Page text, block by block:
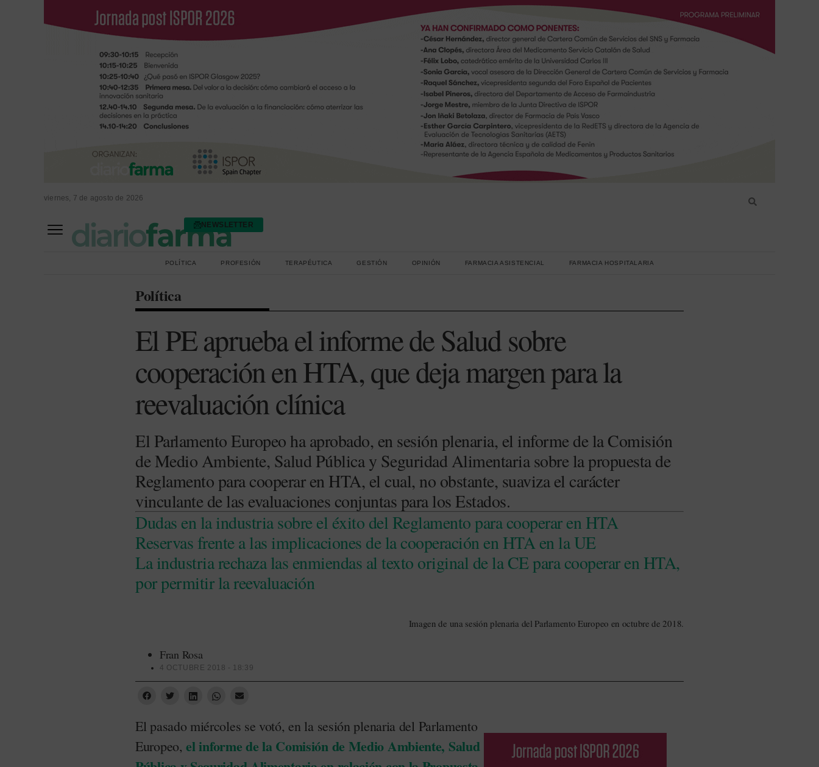
viernes, 7 de agosto de 2026
NEWSLETTER
POLÍTICA PROFESIÓN TERAPÉUTICA GESTIÓN OPINIÓN FARMACIA ASISTENCIAL FARMACIA HOSPITALARIA
Política
El PE aprueba el informe de Salud sobre
cooperación en HTA, que deja margen para la
reevaluación clínica
El Parlamento Europeo ha aprobado, en sesión plenaria, el informe de la Comisión
de Medio Ambiente, Salud Pública y Seguridad Alimentaria sobre la propuesta de
Reglamento para cooperar en HTA, el cual, no obstante, suaviza el carácter
vinculante de las evaluaciones conjuntas para los Estados.
Dudas en la industria sobre el éxito del Reglamento para cooperar en HTA
Reservas frente a las implicaciones de la cooperación en HTA en la UE
La industria rechaza las enmiendas al texto original de la CE para cooperar en HTA,
por permitir la reevaluación
Imagen de una sesión plenaria del Parlamento Europeo en octubre de 2018.
Fran Rosa
4 OCTUBRE 2018 - 18:39
El pasado miércoles se votó, en la sesión plenaria del Parlamento
Europeo,el informe de la Comisión de Medio Ambiente, Salud